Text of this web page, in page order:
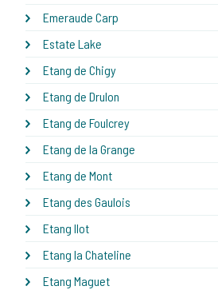
Emeraude Carp
Estate Lake
Etang de Chigy
Etang de Drulon
Etang de Foulcrey
Etang de la Grange
Etang de Mont
Etang des Gaulois
Etang Ilot
Etang la Chateline
Etang Maguet